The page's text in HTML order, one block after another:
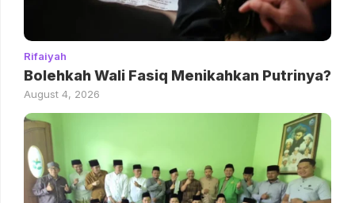
Rifaiyah
Bolehkah Wali Fasiq Menikahkan Putrinya?
August 4, 2026